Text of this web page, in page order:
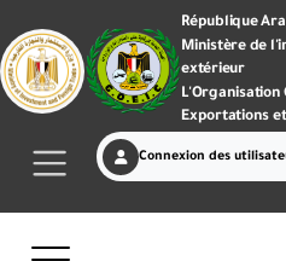
République
Ministère de
extérieur
L'Organisation
Exportations
Connexion des